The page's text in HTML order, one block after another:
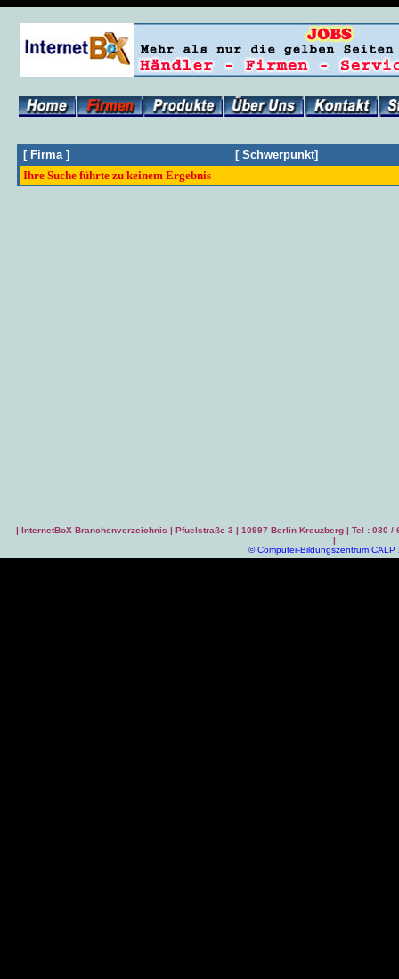
[ Firma ] [ Schwerpunkt]
Ihre Suche führte zu keinem Ergebnis
| InternetBoX Branchenverzeichnis | Pfuelstraße 3 | 10997 Berlin Kreuzberg | Tel : 030
|
©Computer-Bildungszentrum CALP